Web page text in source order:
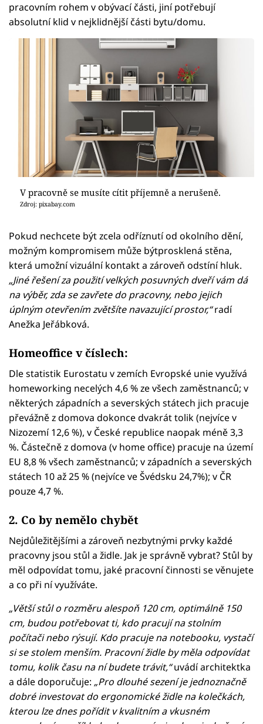
pracovním rohem v obývací části, jiní potřebují
absolutní klid v nejklidnější části bytu/domu.
V pracovně se musíte cítit příjemně a nerušeně.
Zdroj: pixabay.com
Pokud nechcete být zcela odříznutí od okolního dění,
možným kompromisem může býtprosklená stěna,
která umožní vizuální kontakt a zároveň odstíní hluk.
„Jiné řešení za použití velkých posuvných dveří vám dá
na výběr, zda se zavřete do pracovny, nebo jejich
úplným otevřením zvětšíte navazující prostor,“radí
Anežka Jeřábková.
Homeoffice v číslech:
Dle statistik Eurostatu v zemích Evropské unie využívá
homeworking necelých 4,6 % ze všech zaměstnanců; v
některých západních a severských státech jich pracuje
převážně z domova dokonce dvakrát tolik (nejvíce v
Nizozemí 12,6 %), v České republice naopak méně 3,3
%. Částečně z domova (v home office) pracuje na území
EU 8,8 % všech zaměstnanců; v západních a severských
státech 10 až 25 % (nejvíce ve Švédsku 24,7%); v ČR
pouze 4,7 %.
2. Co by nemělo chybět
Nejdůležitějšími a zároveň nezbytnými prvky každé
pracovny jsou stůl a židle. Jak je správně vybrat? Stůl by
měl odpovídat tomu, jaké pracovní činnosti se věnujete
a co při ní využíváte.
„Větší stůl o rozměru alespoň 120 cm, optimálně 150
cm, budou potřebovat ti, kdo pracují na stolním
počítači nebo rýsují. Kdo pracuje na notebooku, vystačí
si se stolem menším. Pracovní židle by měla odpovídat
tomu, kolik času na ní budete trávit,“uvádí architektka
a dále doporučuje: „Pro dlouhé sezení je jednoznačně
dobré investovat do ergonomické židle na kolečkách,
kterou lze dnes pořídit v kvalitním a vkusném